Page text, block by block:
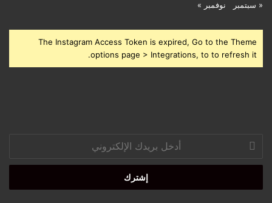
« سبتمبر نوفمبر »
The Instagram Access Token is expired, Go to the Theme
options page > Integrations, to to refresh it.
بريدك
الإلكتروني